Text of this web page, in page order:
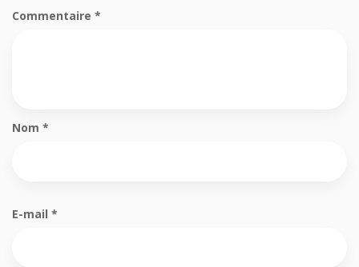
Commentaire *
Nom *
E-mail *